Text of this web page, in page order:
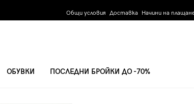
Общи условия Доставка Начини на
ОБУВКИ ПОСЛЕДНИ БРОЙКИ ДО -70%